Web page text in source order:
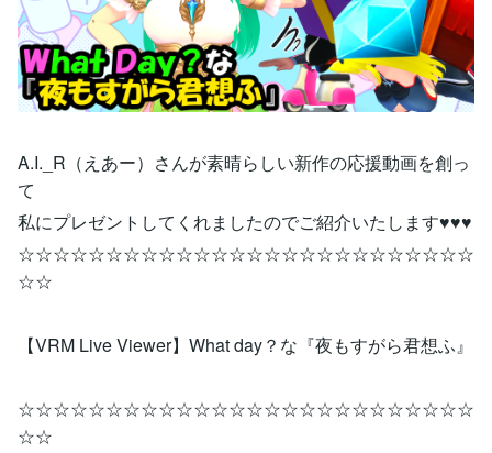
A.I._R（えあー）さんが素晴らしい新作の応援動画を創っ
て
私にプレゼントしてくれましたのでご紹介いたします♥♥♥
☆☆☆☆☆☆☆☆☆☆☆☆☆☆☆☆☆☆☆☆☆☆☆☆☆☆
☆☆
【VRM Live Viewer】What day？な『夜もすがら君想ふ』
☆☆☆☆☆☆☆☆☆☆☆☆☆☆☆☆☆☆☆☆☆☆☆☆☆☆
☆☆